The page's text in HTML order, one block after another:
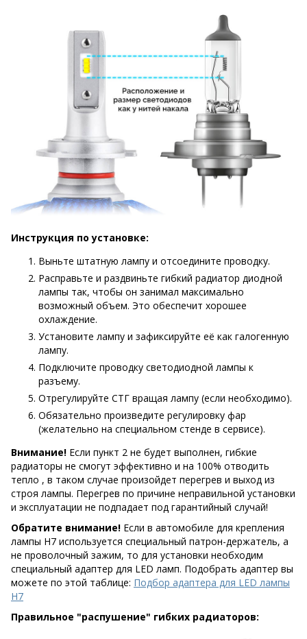
Инструкция по установке:
Выньте штатную лампу и отсоедините проводку.
Расправьте и раздвиньте гибкий радиатор диодной
лампы так, чтобы он занимал максимально
возможный объем. Это обеспечит хорошее
охлаждение.
Установите лампу и зафиксируйте её как галогенную
лампу.
Подключите проводку светодиодной лампы к
разъему.
Отрегулируйте СТГ вращая лампу (если необходимо).
Обязательно произведите регулировку фар
(желательно на специальном стенде в сервисе).
Внимание! Если пункт 2 не будет выполнен, гибкие
радиаторы не смогут эффективно и на 100% отводить
тепло , в таком случае произойдет перегрев и выход из
строя лампы. Перегрев по причине неправильной установки
и эксплуатации не подпадает под гарантийный случай!
Обратите внимание! Если в автомобиле для крепления
лампы Н7 используется специальный патрон-держатель, а
не проволочный зажим, то для установки необходим
специальный адаптер для LED ламп. Подобрать адаптер вы
можете по этой таблице: Подбор адаптера для LED лампы
H7
Правильное "распушение" гибких радиаторов: